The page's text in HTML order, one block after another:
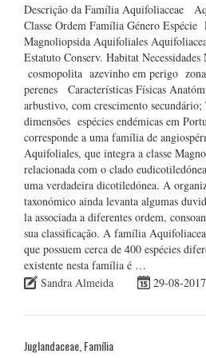
Descrição da Família Aquifoliaceae
Classe Ordem Família Género
Magnoliopsida Aquifoliales
Estatuto Conserv. Habitat
cosmopolita azevinho em perigo
perenes Características Físicas
arbustivo, com crescimento
dimensões espécies endémicas em
corresponde a uma família de
Aquifoliales, que integra a classe
relacionada com o clado
uma verdadeira dicotiledónea. A
taxonómico ainda levanta algumas
la associada a diferentes ordem,
sua classificação. A família
que possuem cerca de 400 espécies
existente nesta família é …
Sandra Almeida
29-08-2017
Juglandaceae, Família